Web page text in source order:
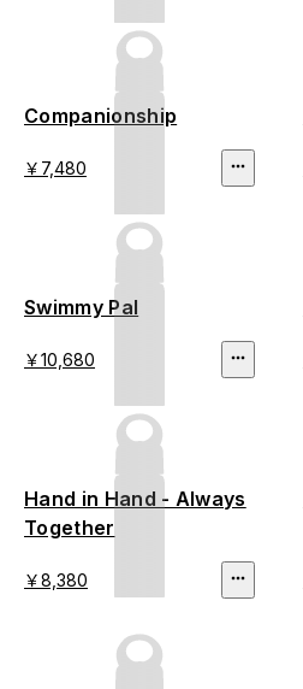
Companionship
￥7,480
Swimmy Pal
￥10,680
Hand in Hand - Always
Together
￥8,380